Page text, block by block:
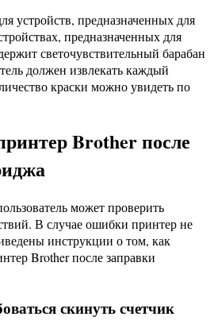
устройств, предназначенных для
предназначенных для
светочувствительный барабан
должен извлекать каждый
краски можно увидеть по
Brother после
может проверить
В случае ошибки принтер не
инструкции о том, как
Brother после заправки
скинуть счетчик